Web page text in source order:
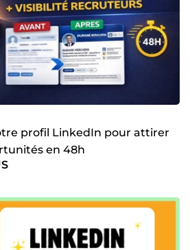
profil LinkedIn pour attirer
en 48h